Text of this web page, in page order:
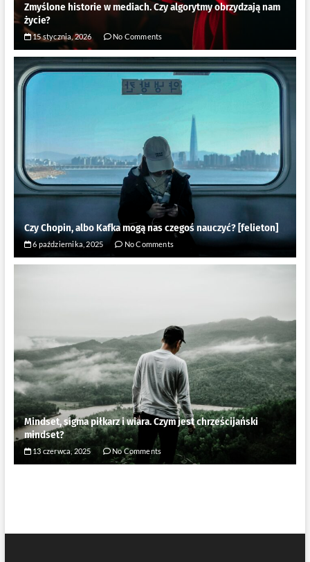
Zmyślone historie w mediach. Czy algorytmy obrzydzają nam
życie?
15 stycznia, 2026 No Comments
Czy Chopin, albo Kafka mogą nas czegoś nauczyć? [felieton]
6 października, 2025 No Comments
Mindset, sigma piłkarz i wiara. Czym jest chrześcijański
mindset?
13 czerwca, 2025 No Comments